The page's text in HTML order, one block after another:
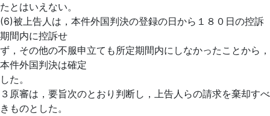
たとはいえない。
(6)被上告人は，本件外国判決の登録の日から１８０日の控訴
期間内に控訴せ
ず，その他の不服申立ても所定期間内にしなかったことから，
本件外国判決は確定
した。
３原審は，要旨次のとおり判断し，上告人らの請求を棄却すべ
きものとした。